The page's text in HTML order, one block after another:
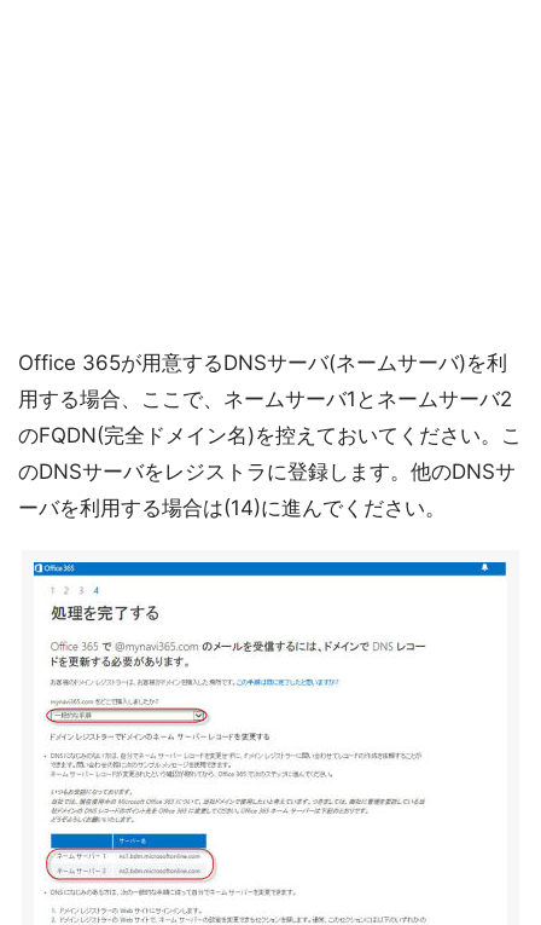
Office 365が用意するDNSサーバ(ネームサーバ)を利
用する場合、ここで、ネームサーバ1とネームサーバ2
のFQDN(完全ドメイン名)を控えておいてください。こ
のDNSサーバをレジストラに登録します。他のDNSサ
ーバを利用する場合は(14)に進んでください。